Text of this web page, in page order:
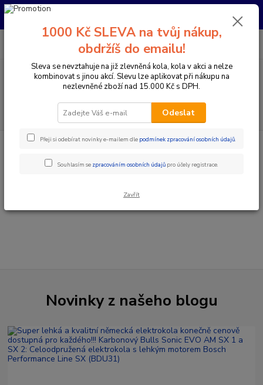
Pro nachystání kola / doplňků na prodejně si prosím zavolejte dopředu.
Menu
CZK
PO-PÁ 10:00-17:00 | SO: 9:00-12:00
logo
Novinky z našeho blogu
1000 Kč SLEVA na tvůj nákup,
obdržíš do emailu!
Sleva se nevztahuje na již zlevněná kola, kola v akci a nelze
kombinovat s jinou akcí. Slevu lze aplikovat při nákupu na
nezlevněné zboží nad 15.000 Kč s DPH.
Odeslat
Přeji si odebírat novinky e-mailem dle podmínek zpracování osobních údajů.
Souhlasím se zpracováním osobních údajů pro účely registrace.
Zavřít